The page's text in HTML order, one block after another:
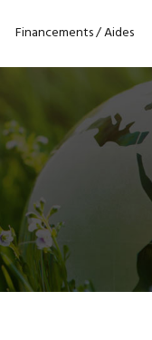
Financements / Aides